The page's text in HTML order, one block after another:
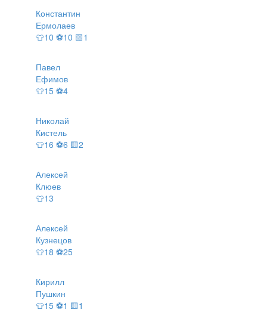
Константин
Ермолаев
👕10 ⚽10 🟨1
Павел
Ефимов
👕15 ⚽4
Николай
Кистель
👕16 ⚽6 🟨2
Алексей
Клюев
👕13
Алексей
Кузнецов
👕18 ⚽25
Кирилл
Пушкин
👕15 ⚽1 🟨1